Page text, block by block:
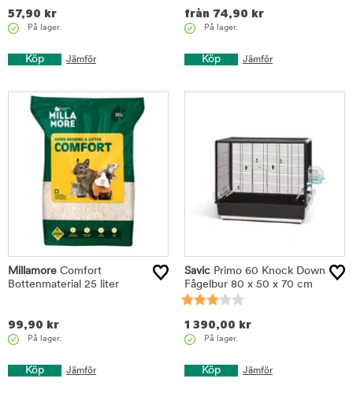
57,90 kr
På lager.
Köp Jämför
från 74,90 kr
På lager.
Köp Jämför
Millamore Comfort
Bottenmaterial 25 liter
99,90 kr
På lager.
Köp Jämför
Savic Primo 60 Knock Down
Fågelbur 80 x 50 x 70 cm
1 390,00 kr
På lager.
Köp Jämför